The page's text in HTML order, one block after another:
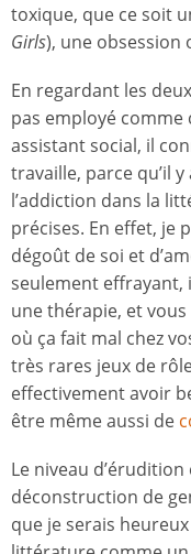
toxique, que ce soit
Girls), une obsession
En regardant les
pas employé
assistant social, il
travaille, parce qu’il
l’addiction dans la
précises. En effet, je
dégoût de soi et
seulement
une thérapie, et
où ça fait mal chez
très rares jeux de
effectivement avoir
être même aussi de
Le niveau
déconstruction de
que je serais